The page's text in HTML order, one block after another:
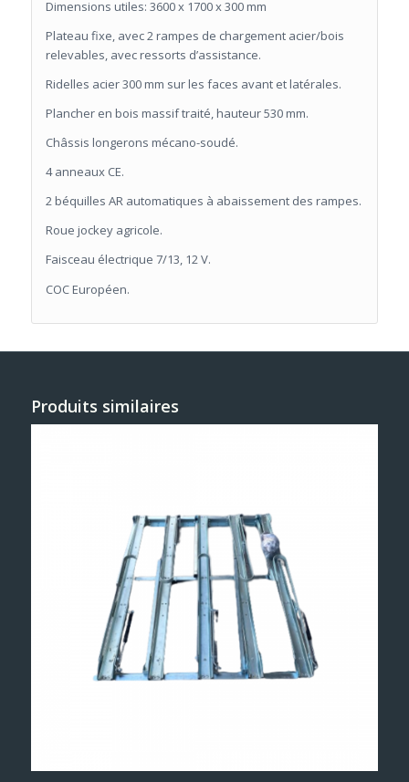
Dimensions utiles: 3600 x 1700 x 300 mm
Plateau fixe, avec 2 rampes de chargement acier/bois
relevables, avec ressorts d’assistance.
Ridelles acier 300 mm sur les faces avant et latérales.
Plancher en bois massif traité, hauteur 530 mm.
Châssis longerons mécano-soudé.
4 anneaux CE.
2 béquilles AR automatiques à abaissement des rampes.
Roue jockey agricole.
Faisceau électrique 7/13, 12 V.
COC Européen.
Produits similaires